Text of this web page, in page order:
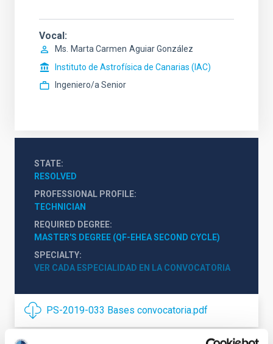
Vocal
Ms. Marta Carmen Aguiar González
Instituto de Astrofísica de Canarias (IAC)
Ingeniero/a Senior
STATE
RESOLVED
PROFESSIONAL PROFILE
TECHNICIAN
REQUIRED DEGREE
MASTER'S DEGREE (QF-EHEA SECOND CYCLE)
SPECIALTY
VER CADA ESPECIALIDAD EN LA CONVOCATORIA
PS-2019-033 Bases convocatoria.pdf